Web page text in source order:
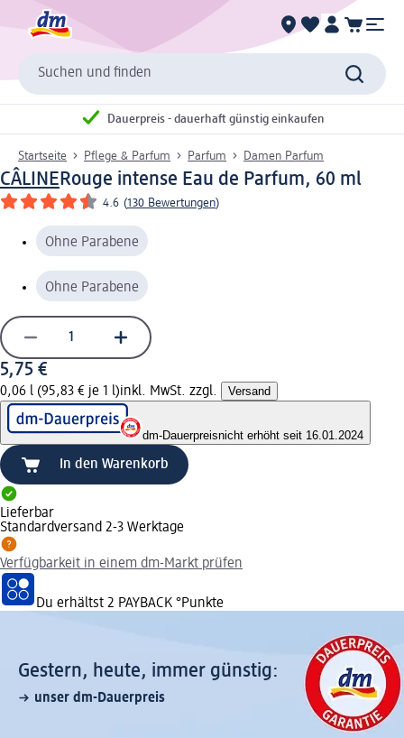
Suchen und finden
Dauerpreis - dauerhaft günstig einkaufen
Startseite Pflege & Parfum Parfum Damen Parfum
CÂLINERouge intense Eau de Parfum, 60 ml
4.6 (130 Bewertungen)
Ohne Parabene
Ohne Parabene
5,75 €
0,06 l (95,83 € je 1 l)inkl. MwSt. zzgl. Versand
dm-Dauerpreisnicht erhöht seit 16.01.2024
In den Warenkorb
Lieferbar
Standardversand 2-3 Werktage
Verfügbarkeit in einem dm-Markt prüfen
Du erhältst 2 PAYBACK °Punkte
Gestern, heute, immer günstig:
unser dm-Dauerpreis